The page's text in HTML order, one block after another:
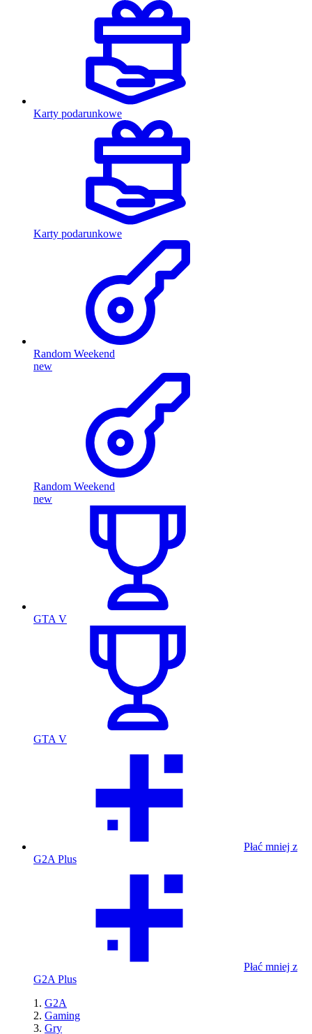
Karty podarunkowe
Karty podarunkowe
Random Weekend
new
Random Weekend
new
GTA V
GTA V
Płać mniej z
G2A Plus
Płać mniej z
G2A Plus
G2A
Gaming
Gry